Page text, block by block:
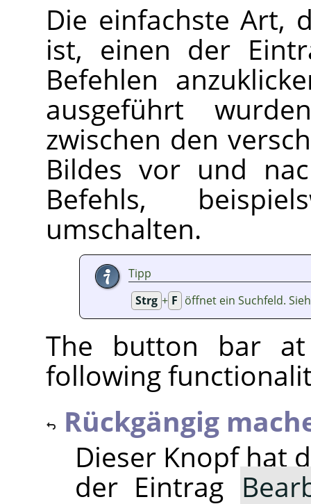
Die einfachste Art,
ist, einen der
Befehlen
ausgeführt
zwischen den
Bildes vor und
Befehls,
umschalten.
Tipp
Strg + F öffnet ein Suchfeld.
The button bar
following
Rückgängig
Dieser Knopf hat
der Eintrag